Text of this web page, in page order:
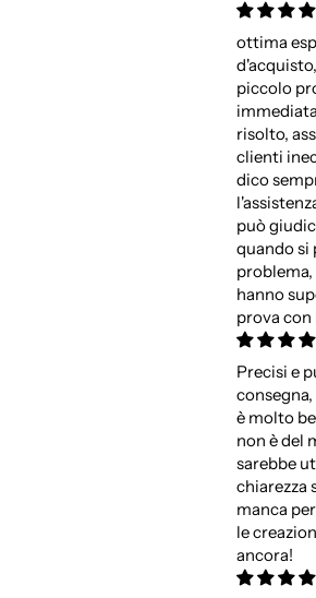
ottima
piccolo
risolto,
clienti
dico
può
quando si
problema,
hanno
prova con
Precisi e
è molto
non è del
sarebbe
chiarezza
manca
le
ancora!